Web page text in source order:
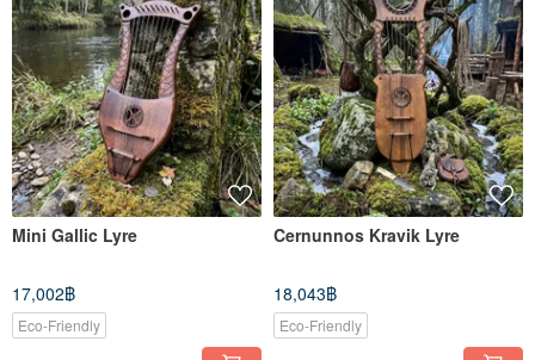
Mini Gallic Lyre
17,002฿
Eco-Friendly
Cernunnos Kravik Lyre
18,043฿
Eco-Friendly